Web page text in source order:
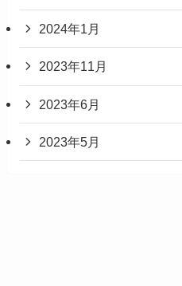
2024年1月
2023年11月
2023年6月
2023年5月